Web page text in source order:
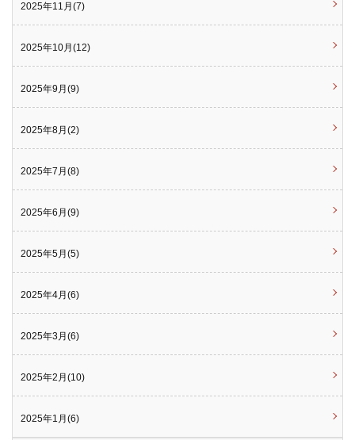
2025年11月(7)
2025年10月(12)
2025年9月(9)
2025年8月(2)
2025年7月(8)
2025年6月(9)
2025年5月(5)
2025年4月(6)
2025年3月(6)
2025年2月(10)
2025年1月(6)